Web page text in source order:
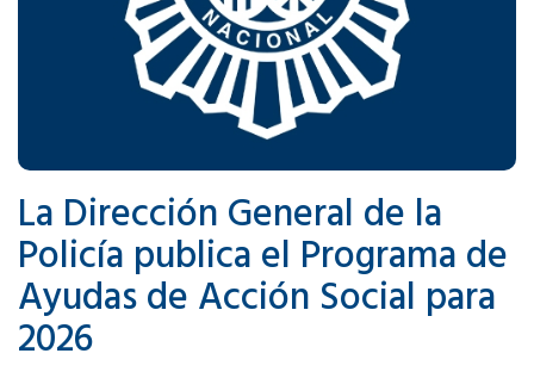
La Dirección General de la
Policía publica el Programa de
Ayudas de Acción Social para
2026